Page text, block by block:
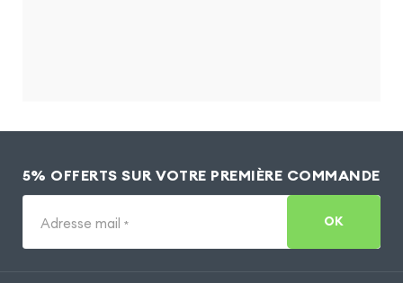
5% OFFERTS SUR VOTRE PREMIÈRE COMMANDE
Adresse mail * OK